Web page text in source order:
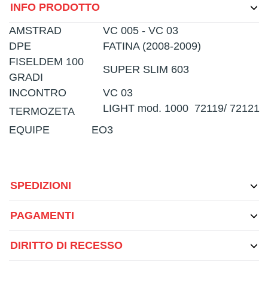
INFO PRODOTTO
AMSTRAD
VC 005 - VC 03
DPE
FATINA (2008-2009)
FISELDEM 100
GRADI
SUPER SLIM 603
INCONTRO
VC 03
TERMOZETA
LIGHT mod. 1000 72119/ 72121
EQUIPE
EO3
SPEDIZIONI
PAGAMENTI
DIRITTO DI RECESSO